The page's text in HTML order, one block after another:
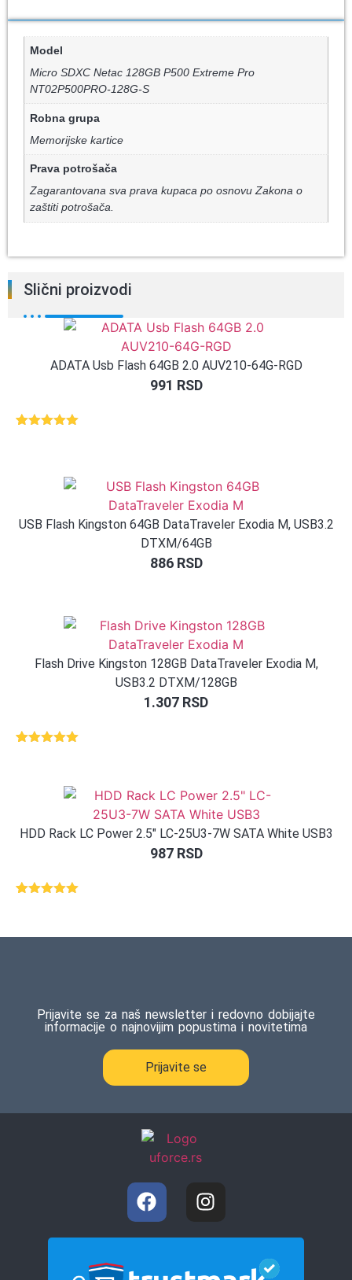
Model
Micro SDXC Netac 128GB P500 Extreme Pro
NT02P500PRO-128G-S
Robna grupa
Memorijske kartice
Prava potrošača
Zagarantovana sva prava kupaca po osnovu Zakona o
zaštiti potrošača.
Slični proizvodi
ADATA Usb Flash 64GB 2.0 AUV210-64G-RGD
991 RSD
USB Flash Kingston 64GB DataTraveler Exodia M, USB3.2
DTXM/64GB
886 RSD
Flash Drive Kingston 128GB DataTraveler Exodia M,
USB3.2 DTXM/128GB
1.307 RSD
HDD Rack LC Power 2.5″ LC-25U3-7W SATA White USB3
987 RSD
ocene
Prijavite se za naš newsletter i redovno dobijajte
informacije o najnovijim popustima i novitetima
Prijavite se